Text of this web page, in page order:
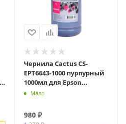
Чернила Cactus CS-
EPT6643-1000 пурпурный
1000мл для Epson
L100/L110/L120/L132/L200/L210/
Мало
980₽